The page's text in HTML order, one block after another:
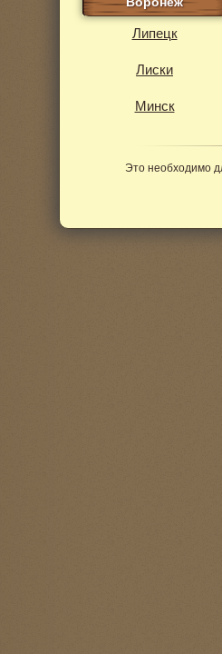
Липецк
Лиски
Минск
Это необходимо